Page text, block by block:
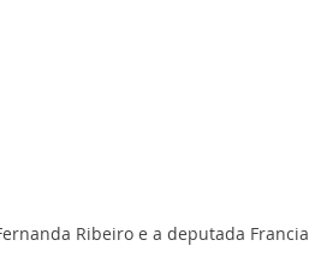
Ribeiro e a deputada